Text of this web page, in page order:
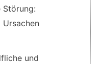
Störung:
Ursachen
und